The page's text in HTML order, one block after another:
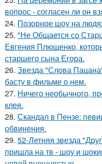
вопрос - согласен ли он
24. Позорное шоу на
25. "Не Общается со
Евгения Плющенко,
старшего сына Егора.
26. Звезда "Слова
басту в фильме о нем.
27. Ничего необычного,
клея.
28. Скандал в Пензе:
обвинения.
29. 52-Летняя звезда
пришла на тв - шоу и